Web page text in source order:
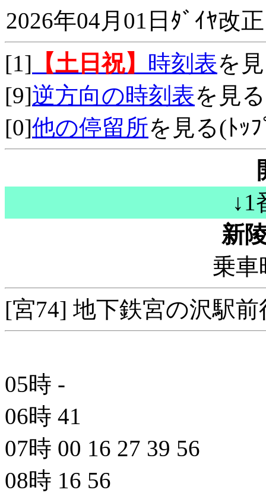
2026年04月01日ﾀﾞｲﾔ改正
[1] 【土日祝】 時刻表を
[9]逆方向の時刻表を見る
[0]他の停留所を見る(ﾄｯ
↓1
新
乗車
[宮74] 地下鉄宮の沢駅前
05時 -
06時 41
07時 00 16 27 39 56
08時 16 56